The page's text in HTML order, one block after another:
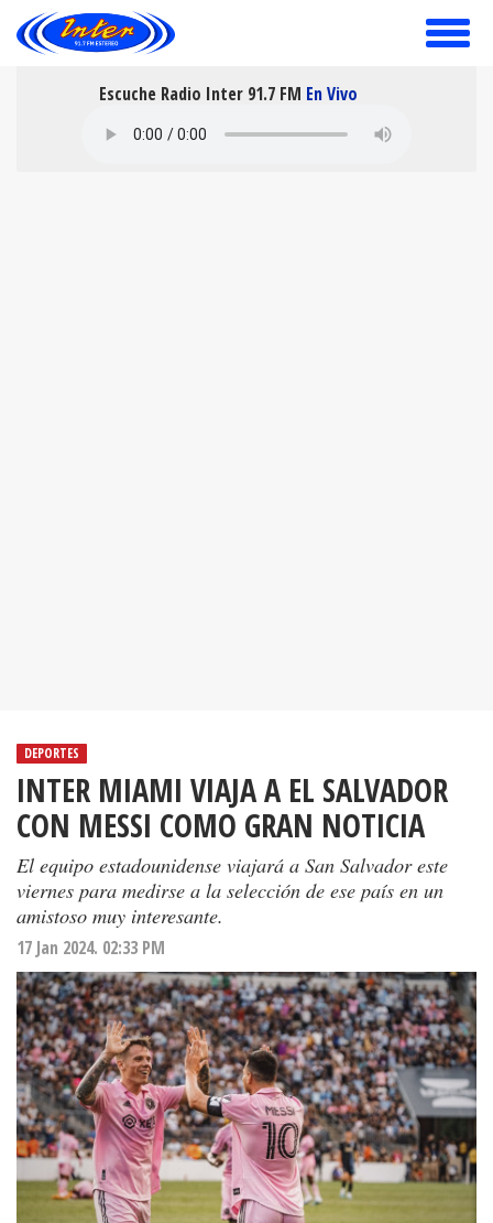
toggle
Escuche Radio Inter 91.7 FM En Vivo
DEPORTES
INTER MIAMI VIAJA A EL SALVADOR
CON MESSI COMO GRAN NOTICIA
El equipo estadounidense viajará a San Salvador este
viernes para medirse a la selección de ese país en un
amistoso muy interesante.
17 Jan 2024. 02:33 PM